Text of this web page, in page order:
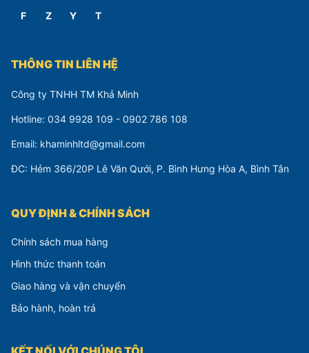
F Z Y T
THÔNG TIN LIÊN HỆ
Công ty TNHH TM Khả Minh
Hotline: 034 9928 109 - 0902 786 108
Email: khaminhltd@gmail.com
ĐC: Hẻm 366/20P Lê Văn Qưới, P. Bình Hưng Hòa A, Bình Tân
QUY ĐỊNH & CHÍNH SÁCH
Chính sách mua hàng
Hình thức thanh toán
Giao hàng và vận chuyển
Bảo hành, hoàn trả